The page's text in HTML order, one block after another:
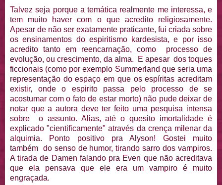
Talvez seja porque a temática realmente me interessa, e
tem muito haver com o que acredito religiosamente.
Apesar de não ser exatamente praticante, fui criada sobre
os ensinamentos do espiritismo kardesista, e por isso
acredito tanto em reencarnação, como processo de
evolução, ou crescimento, da alma. E apesar dos toques
ficcionais (como por exemplo Summerland que seria uma
representação do espaço em que os espíritas acreditam
existir, onde o espirito passa pelo processo de se
acostumar com o fato de estar morto) não pude deixar de
notar que a autora deve ter feito uma pesquisa intensa
sobre o assunto. Alias, até o quesito imortalidade é
explicado "cientificamente" através da crença milenar da
alquimia. Ponto positivo pra Alyson! Gostei muito
também do senso de humor, tirando sarro dos vampiros.
A tirada de Damen falando pra Even que não acreditava
que ela pensava que ele era um vampiro é muito
engraçada.